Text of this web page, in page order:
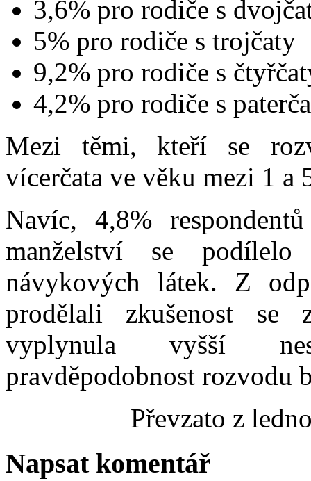
3,6% pro rodiče s
5% pro rodiče s trojčaty
9,2% pro rodiče s
4,2% pro rodiče s
Mezi těmi, kteří se
vícerčata ve věku mezi 1 a
Navíc, 4,8%
manželství se
návykových látek. Z
prodělali zkušenost se
vyplynula vyšší
pravděpodobnost rozvodu
Převzato z
Napsat komentář